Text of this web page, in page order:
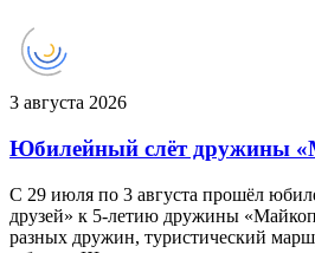
3 августа 2026
Юбилейный слёт дружины
С 29 июля по 3 августа прошёл
друзей» к 5‑летию дружины
разных дружин, туристический